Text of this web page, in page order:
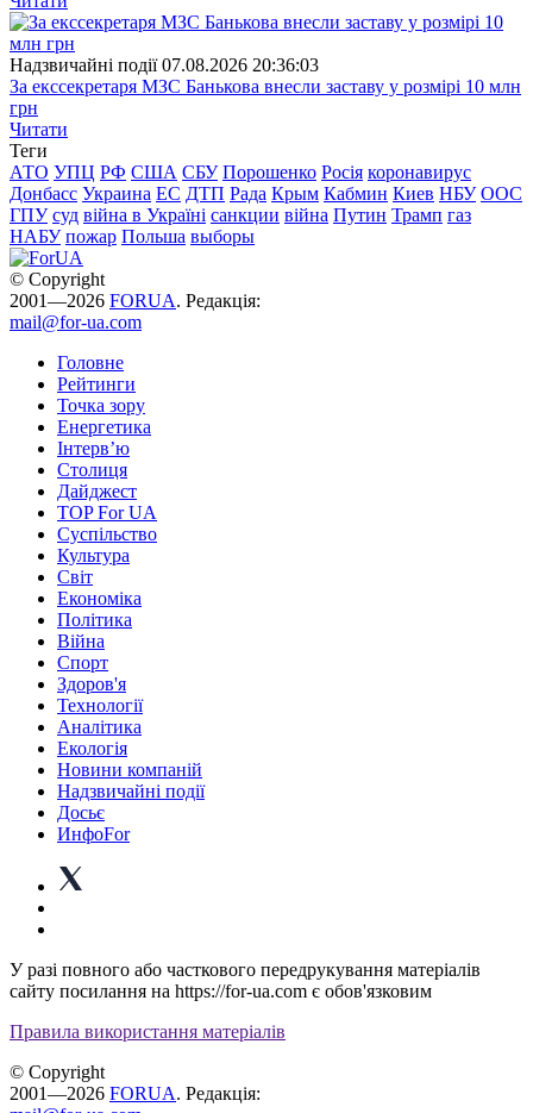
Надзвичайні події 07.08.2026 20:36:03
За екссекретаря МЗС Банькова внесли заставу у розмірі 10 млн
грн
Читати
Теги
АТО УПЦ РФ США СБУ Порошенко Росія коронавирус
Донбасс Украина ЕС ДТП Рада Крым Кабмин Киев НБУ ООС
ГПУ суд війна в Україні санкции війна Путин Трамп газ
НАБУ пожар Польша выборы
© Copyright
2001—2026 FORUA. Редакція:
mail@for-ua.com
Головне
Рейтинги
Точка зору
Енергетика
Інтерв’ю
Столиця
Дайджест
TOP For UA
Суспiльство
Культура
Світ
Економіка
Політика
Війна
Спорт
Здоров'я
Технології
Аналітика
Екологія
Новини компаній
Надзвичайні події
Досьє
ИнфоFor
У разі повного або часткового передрукування матеріалів
сайту посилання на https://for-ua.com є обов'язковим
Правила використання матеріалів
© Copyright
2001—2026 FORUA. Редакція: